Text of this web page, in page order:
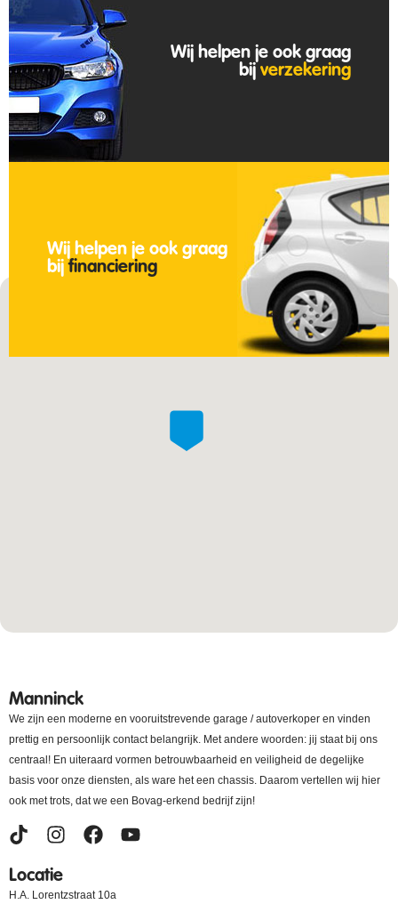
Wij helpen je ook graag
bij verzekering
Wij helpen je ook graag
bijfinanciering
Manninck
We zijn een moderne en vooruitstrevende garage / autoverkoper en vinden
prettig en persoonlijk contact belangrijk. Met andere woorden: jij staat bij ons
centraal! En uiteraard vormen betrouwbaarheid en veiligheid de degelijke
basis voor onze diensten, als ware het een chassis. Daarom vertellen wij hier
ook met trots, dat we een Bovag-erkend bedrijf zijn!
Locatie
H.A. Lorentzstraat 10a